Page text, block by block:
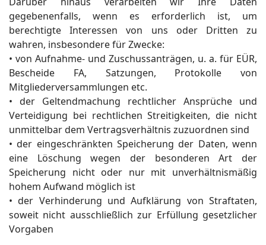
gegebenenfalls, wenn es erforderlich ist, um
berechtigte Interessen von uns oder Dritten zu
wahren, insbesondere für Zwecke:
• von Aufnahme- und Zuschussanträgen, u. a. für EÜR,
Bescheide FA, Satzungen, Protokolle von
Mitgliederversammlungen etc.
• der Geltendmachung rechtlicher Ansprüche und
Verteidigung bei rechtlichen Streitigkeiten, die nicht
unmittelbar dem Vertragsverhältnis zuzuordnen sind
• der eingeschränkten Speicherung der Daten, wenn
eine Löschung wegen der besonderen Art der
Speicherung nicht oder nur mit unverhältnismäßig
hohem Aufwand möglich ist
• der Verhinderung und Aufklärung von Straftaten,
soweit nicht ausschließlich zur Erfüllung gesetzlicher
Vorgaben